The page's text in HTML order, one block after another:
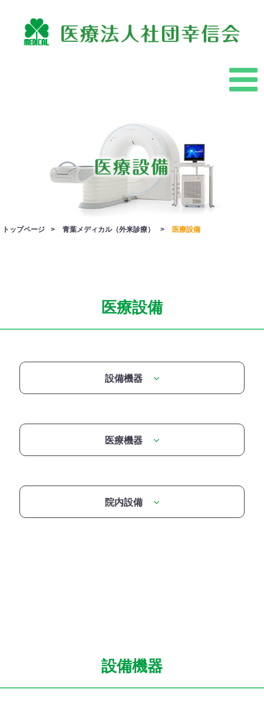
トップページ > 青葉メディカル（外来診療） > 医療設備
医療設備
設備機器
医療機器
院内設備
設備機器